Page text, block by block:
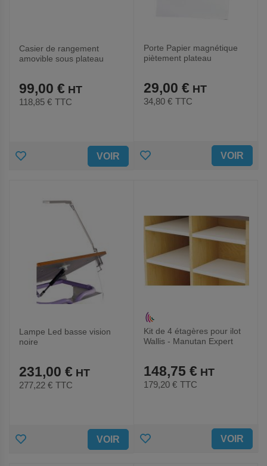
Casier de rangement
amovible sous plateau
99,00 €
118,85 € TTC
AJOUTER VOIR
Porte Papier magnétique
piètement plateau
29,00 €
34,80 € TTC
AJOUTER VOIR
Lampe Led basse vision
noire
231,00 €
277,22 € TTC
AJOUTER VOIR
Kit de 4 étagères pour ilot
Wallis - Manutan Expert
148,75 €
179,20 € TTC
AJOUTER VOIR